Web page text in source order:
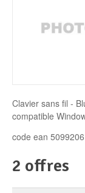
Clavier sans fil -
compatible
code ean
2 offres